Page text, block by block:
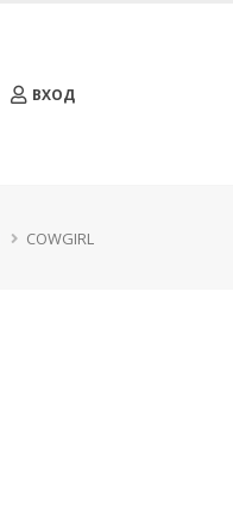
ВХОД
COWGIRL